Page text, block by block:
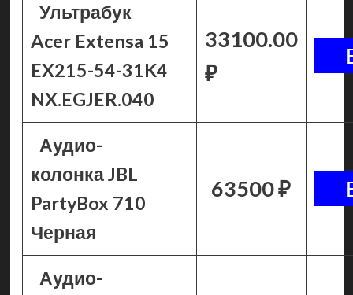
Ультрабук
Acer Extensa 15
EX215-54-31K4
NX.EGJER.040
33100.00
₽
Аудио-
колонка JBL
PartyBox 710
Черная
63500 ₽
Аудио-